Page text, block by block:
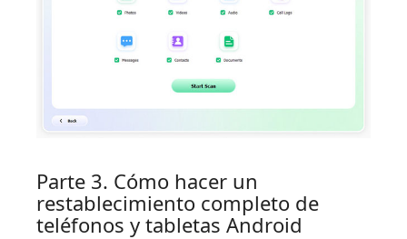
Parte 3. Cómo hacer un
restablecimiento completo de
teléfonos y tabletas Android